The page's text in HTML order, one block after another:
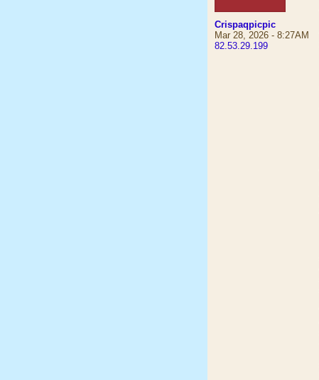
Crispaqpicpic
Mar 28, 2026 - 8:27AM
82.53.29.199